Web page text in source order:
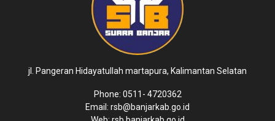
jl. Pangeran Hidayatullah martapura, Kalimantan Selatan
Phone: 0511- 4720362
Email: rsb@banjarkab.go.id